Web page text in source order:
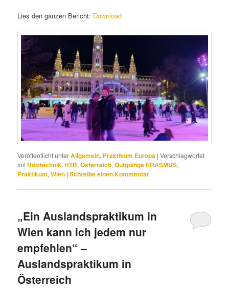
Lies den ganzen Bericht: Download
Veröffentlicht unterAllgemein, Praktikum Europa |Verschlagwortet
mitHolztechnik,HTB,Österreich,Outgoings ERASMUS,
Praktikum,Wien |Schreibe einen Kommentar
„Ein Auslandspraktikum in
Wien kann ich jedem nur
empfehlen“ –
Auslandspraktikum in
Österreich